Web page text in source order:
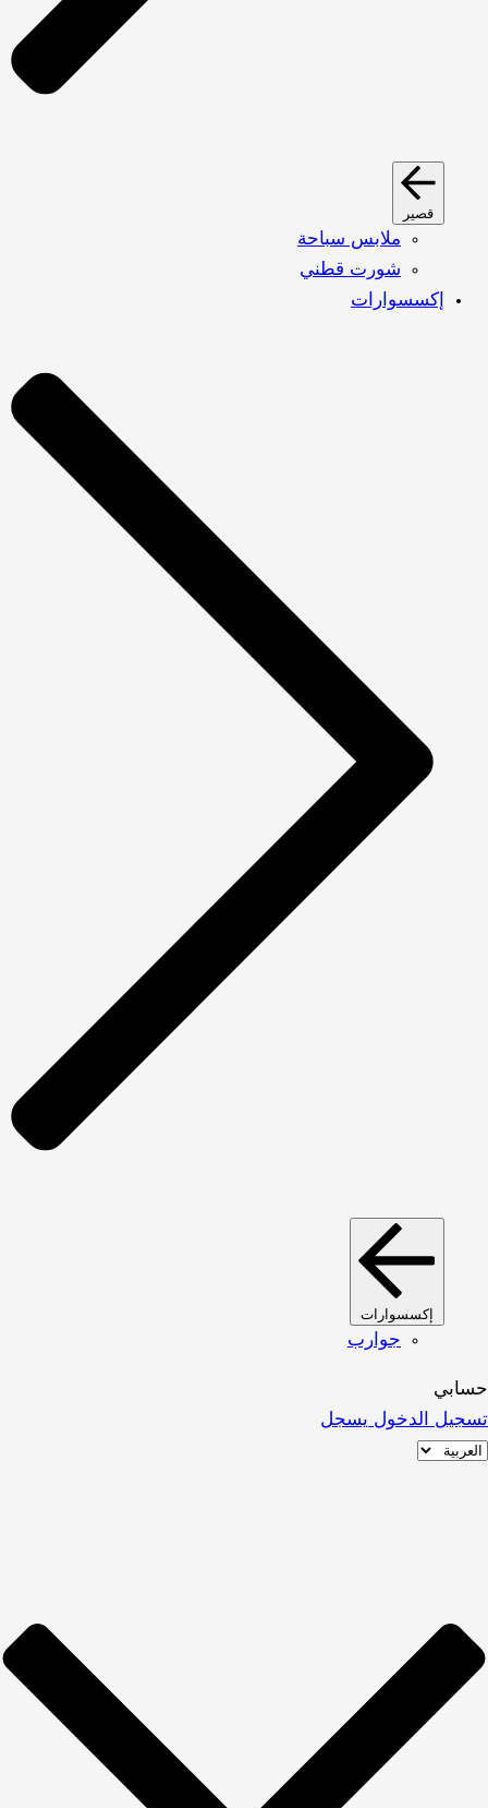
قصير
ملابس سباحة
شورت قطني
إكسسوارات
إكسسوارات
جوارب
حسابي
تسجيل الدخول يسجل